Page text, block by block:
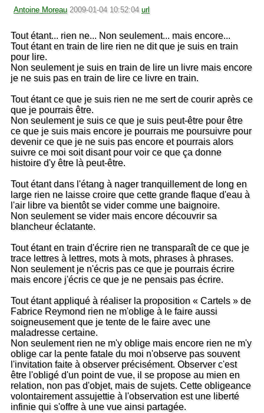
Antoine Moreau 2009-01-04 10:52:04 url
Tout étant... rien ne... Non seulement... mais encore...
Tout étant en train de lire rien ne dit que je suis en train
pour lire.
Non seulement je suis en train de lire un livre mais encore
je ne suis pas en train de lire ce livre en train.
Tout étant ce que je suis rien ne me sert de courir après ce
que je pourrais être.
Non seulement je suis ce que je suis peut-être pour être
ce que je suis mais encore je pourrais me poursuivre pour
devenir ce que je ne suis pas encore et pourrais alors
suivre ce moi soit disant pour voir ce que ça donne
histoire d'y être là peut-être.
Tout étant dans l'étang à nager tranquillement de long en
large rien ne laisse croire que cette grande flaque d'eau à
l'air libre va bientôt se vider comme une baignoire.
Non seulement se vider mais encore découvrir sa
blancheur éclatante.
Tout étant en train d'écrire rien ne transparaît de ce que je
trace lettres à lettres, mots à mots, phrases à phrases.
Non seulement je n'écris pas ce que je pourrais écrire
mais encore j'écris ce que je ne pensais pas écrire.
Tout étant appliqué à réaliser la proposition « Cartels » de
Fabrice Reymond rien ne m'oblige à le faire aussi
soigneusement que je tente de le faire avec une
maladresse certaine.
Non seulement rien ne m'y oblige mais encore rien ne m'y
oblige car la pente fatale du moi n'observe pas souvent
l'invitation faite à observer précisément. Observer c'est
être l'obligé d'un point de vue, il se propose au mien en
relation, non pas d'objet, mais de sujets. Cette obligeance
volontairement assujettie à l'observation est une liberté
infinie qui s'offre à une vue ainsi partagée.